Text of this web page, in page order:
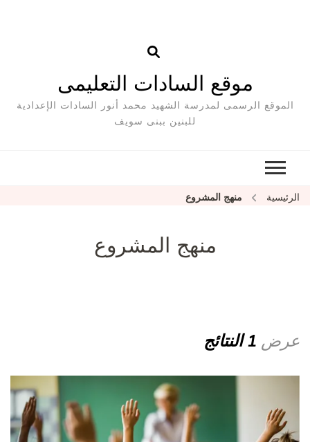
موقع السادات التعليمى
الموقع الرسمى لمدرسة الشهيد محمد أنور السادات الإعدادية
للبنين ببنى سويف
الرئيسية منهج المشروع
منهج المشروع
عرض 1 النتائج